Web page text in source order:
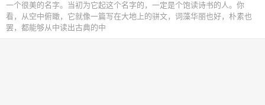
一个很美的名字。当初为它起这个名字的，一定是个饱读诗书的人。你
看，从空中俯瞰，它就像一篇写在大地上的骈文，词藻华丽也好，朴素也
罢，都能够从中读出古典的中